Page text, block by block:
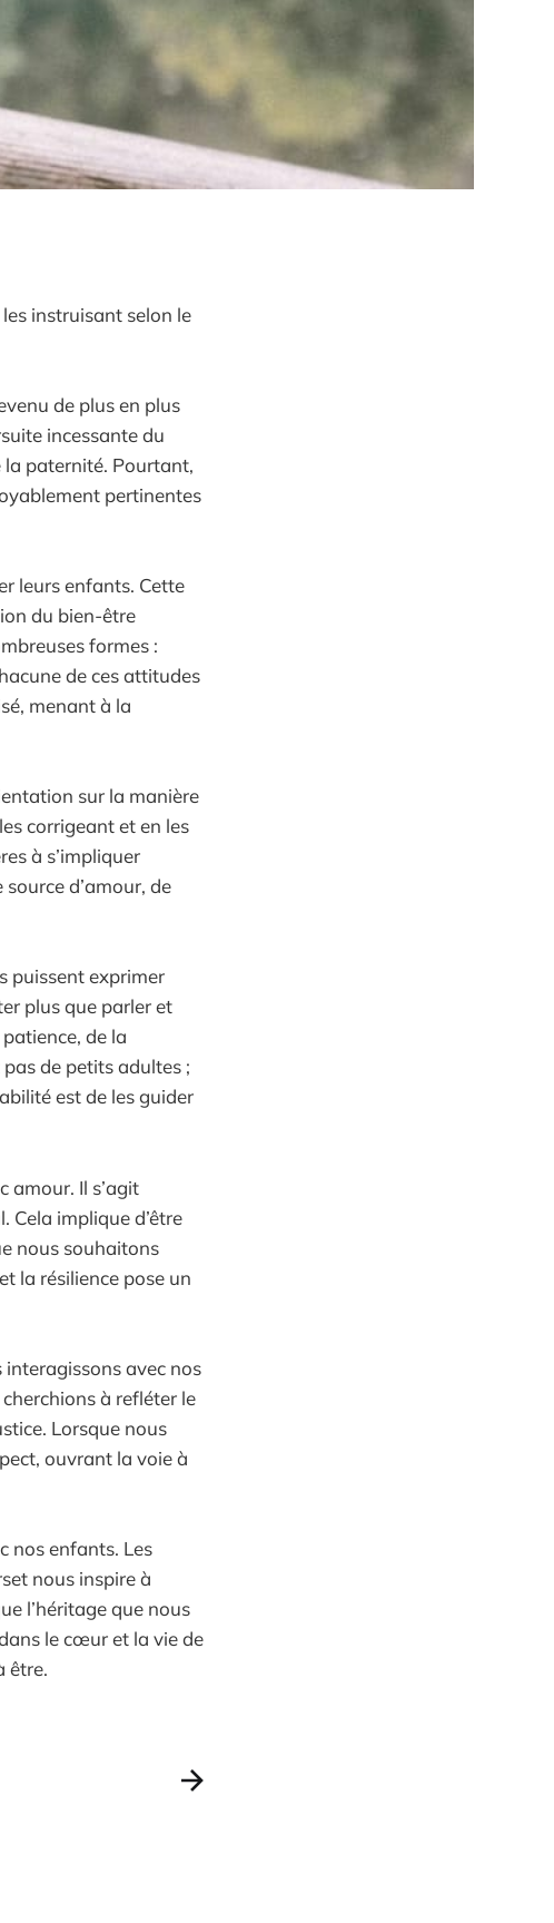
instruisant selon le
de plus en plus
incessante du
la paternité. Pourtant,
pertinentes
leurs enfants. Cette
du bien-être
formes :
de ces attitudes
menant à la
sur la manière
corrigeant et en les
à s’impliquer
d’amour, de
puissent exprimer
plus que parler et
de la
de petits adultes ;
est de les guider
amour. Il s’agit
Cela implique d’être
nous souhaitons
la résilience pose un
avec nos
à refléter le
Lorsque nous
ouvrant la voie à
nos enfants. Les
nous inspire à
l’héritage que nous
le cœur et la vie de
être.